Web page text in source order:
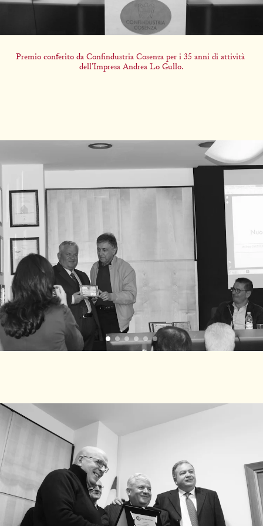
Premio conferito da Confindustria Cosenza per i 35 anni di attività
dell’Impresa Andrea Lo Gullo.